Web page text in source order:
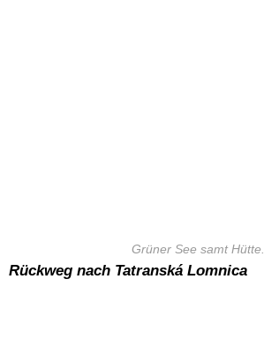
Grüner See samt Hütte.
Rückweg nach Tatranská Lomnica